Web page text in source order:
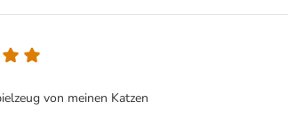
von meinen Katzen